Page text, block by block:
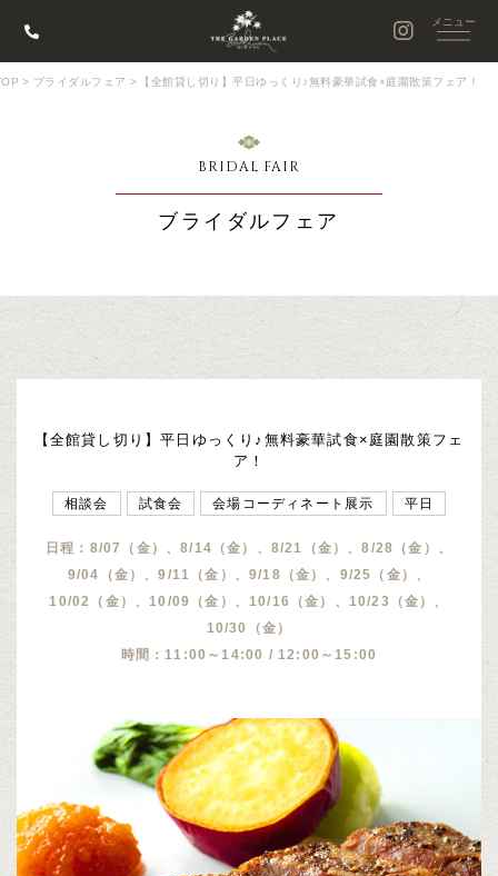
> ブライダルフェア > 【全館貸し切り】平日ゆっくり♪無料豪華試食×庭園散策フェア！
BRIDAL FAIR
ブライダルフェア
【全館貸し切り】平日ゆっくり♪無料豪華試食×庭園散策フェ
ア！
相談会 試食会 会場コーディネート展示 平日
日程：8/07（金）、8/14（金）、8/21（金）、8/28（金）、
9/04（金）、9/11（金）、9/18（金）、9/25（金）、
10/02（金）、10/09（金）、10/16（金）、10/23（金）、
10/30（金）
時間：11:00～14:00 / 12:00～15:00